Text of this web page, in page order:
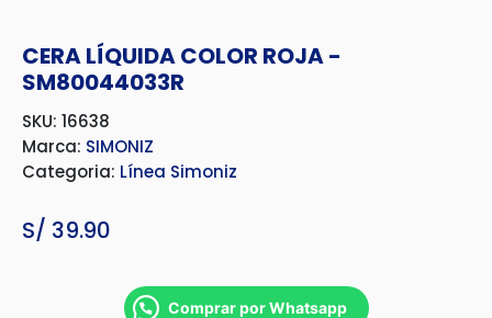
CERA LÍQUIDA COLOR ROJA -
SM80044033R
SKU: 16638
Marca: SIMONIZ
Categoria: Línea Simoniz
S/ 39.90
Comprar por Whatsapp